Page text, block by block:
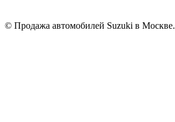
© Продажа автомобилей Suzuki в Москве.